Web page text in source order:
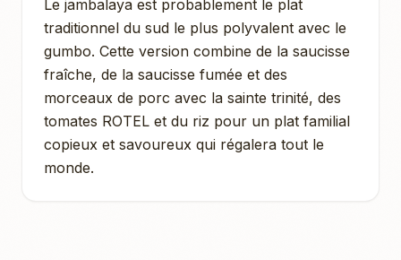
Le jambalaya est probablement le plat
traditionnel du sud le plus polyvalent avec le
gumbo. Cette version combine de la saucisse
fraîche, de la saucisse fumée et des
morceaux de porc avec la sainte trinité, des
tomates ROTEL et du riz pour un plat familial
copieux et savoureux qui régalera tout le
monde.